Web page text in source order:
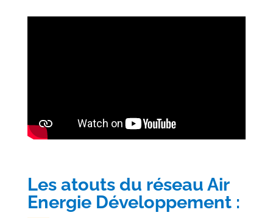
Les atouts du réseau Air
Energie Développement :